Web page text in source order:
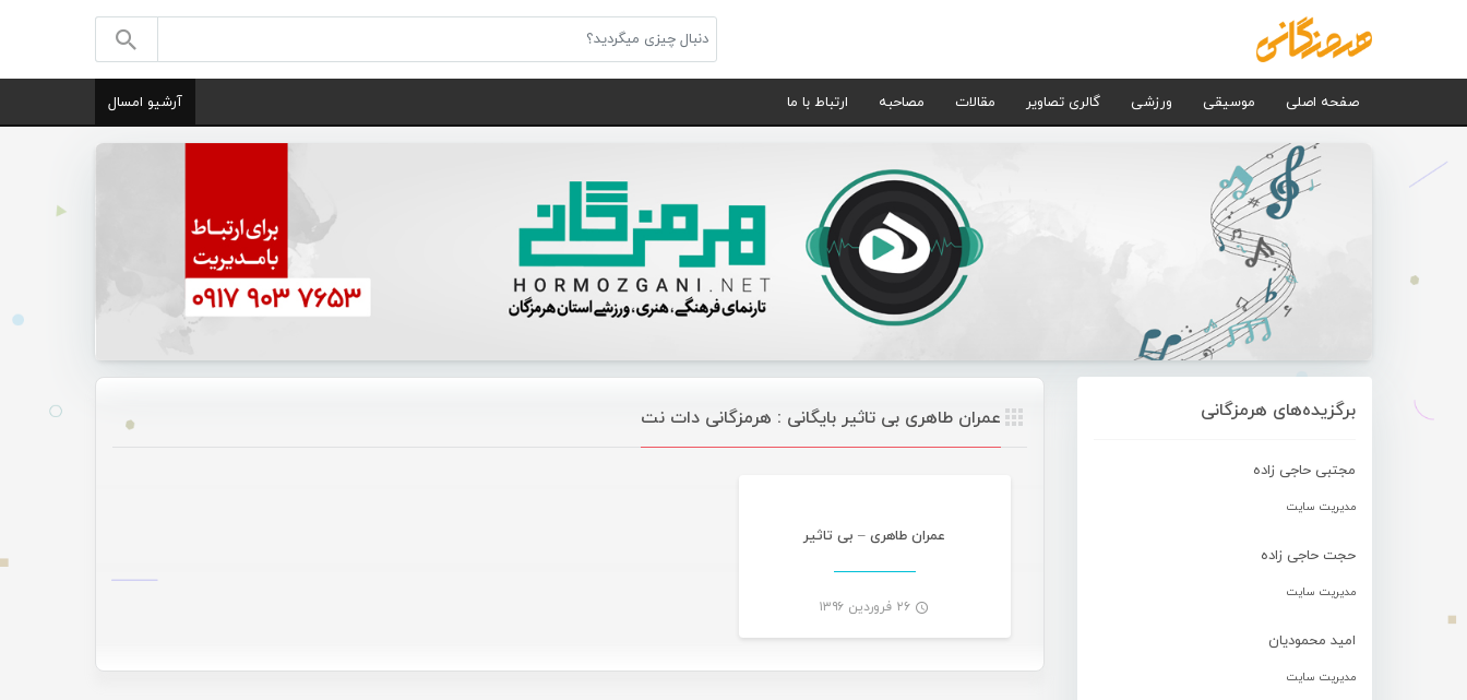
صفحه اصلی موسیقی ورزشی گالری تصاویر مقالات مصاحبه ارتباط با ما آرشیو امسال
برگزیده‌های هرمزگانی
مجتبی حاجی زاده
مدیریت سایت
حجت حاجی زاده
مدیریت سایت
امید محمودیان
مدیریت سایت
عمران طاهری بی تاثیر بایگانی : هرمزگانی دات نت
عمران طاهری – بی تاثیر
۲۶ فروردین ۱۳۹۶